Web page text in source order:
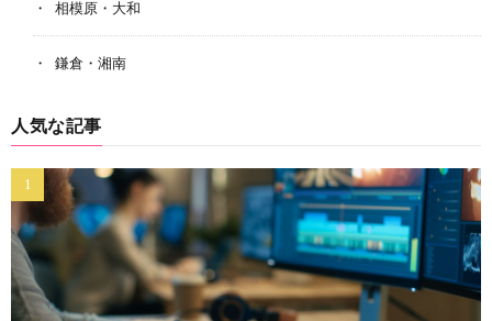
相模原・大和
鎌倉・湘南
人気な記事